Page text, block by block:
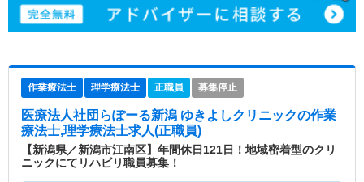
作業療法士 理学療法士 正職員 募集停止
医療法人社団らぽーる新潟 ゆきよしクリニックの作業
療法士,理学療法士求人(正職員)
【新潟県／新潟市江南区】年間休日121日！地域密着型のクリ
ニックにてリハビリ職員募集！